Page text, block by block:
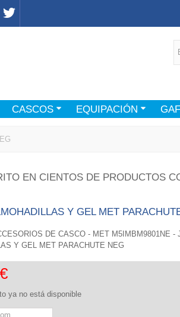
CASCOS EQUIPACIÓN
EN CIENTOS DE PRODUCTOS
Y GEL MET
DE CASCO - MET M5IMBM9801NE -
Y GEL MET PARACHUTE NEG
ya no está disponible